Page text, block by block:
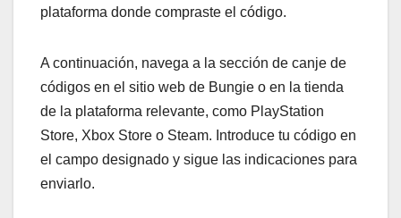
plataforma donde compraste el código.
A continuación, navega a la sección de canje de
códigos en el sitio web de Bungie o en la tienda
de la plataforma relevante, como PlayStation
Store, Xbox Store o Steam. Introduce tu código en
el campo designado y sigue las indicaciones para
enviarlo.